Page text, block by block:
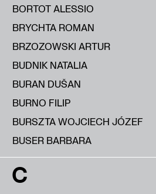
BORTOT ALESSIO
BRYCHTA ROMAN
BRZOZOWSKI ARTUR
BUDNIK NATALIA
BURAN DUŠAN
BURNO FILIP
BURSZTA WOJCIECH JÓZEF
BUSER BARBARA
C